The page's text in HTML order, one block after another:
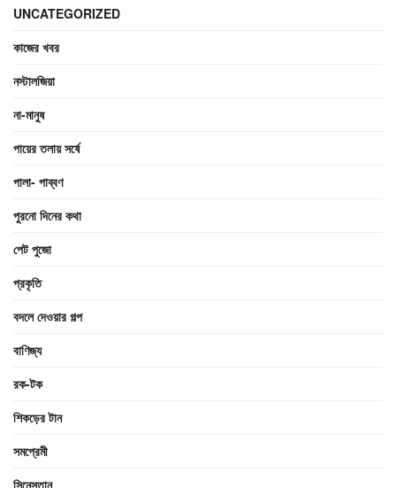
UNCATEGORIZED
কাজের খবর
নস্টালজিয়া
না-মানুষ
পায়ের তলায় সর্ষে
পালা- পাব্বণ
পুরনো দিনের কথা
পেট পুজো
প্রকৃতি
বদলে দেওয়ার গল্প
বাণিজ্য
রক-টক
শিকড়ের টান
সমপ্রেমী
সিনেস্তান